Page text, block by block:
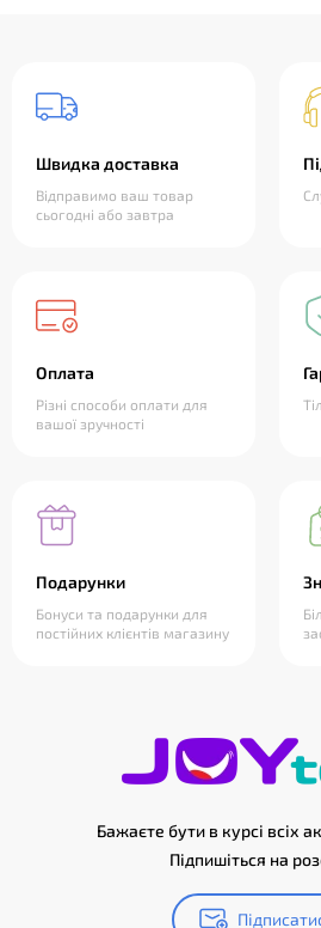
Швидка доставка
Відправимо ваш товар
сьогодні або завтра
Оплата
Різні способи оплати для
вашої зручності
Подарунки
Бонуси та подарунки для
постійних клієнтів магазину
Бажаєте бути в курсі всіх
Підпишіться на